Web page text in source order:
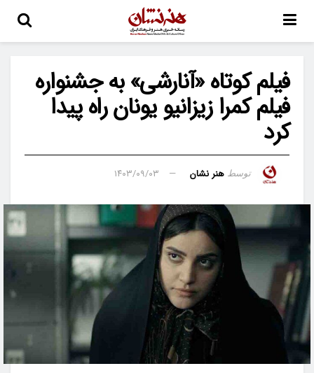
فیلم کوتاه «آنارشی» به جشنواره
فیلم کمرا زیزانیو یونان راه پیدا
کرد
توسط هنر نشان ۱۴۰۳/۰۹/۰۳